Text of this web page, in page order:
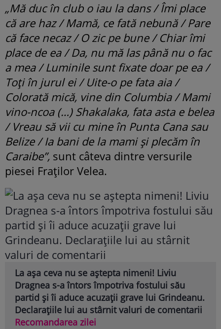
„Mă duc în club o iau la dans / Îmi place
că are haz / Mamă, ce fată nebună / Pare
că face necaz / O zic pe bune / Chiar îmi
place de ea / Da, nu mă las până nu o fac
a mea / Luminile sunt fixate doar pe ea /
Toți în jurul ei / Uite-o pe fata aia /
Colorată mică, vine din Columbia / Mami
vino-ncoa (…) Shakalaka, fata asta e belea
/ Vreau să vii cu mine în Punta Cana sau
Belize / Ia bani de la mami și plecăm în
Caraibe”, sunt câteva dintre versurile
piesei Fraților Velea.
La așa ceva nu se aștepta nimeni! Liviu
Dragnea s-a întors împotriva fostului său
partid și îi aduce acuzații grave lui Grindeanu.
Declarațiile lui au stârnit valuri de comentarii
Recomandarea zilei